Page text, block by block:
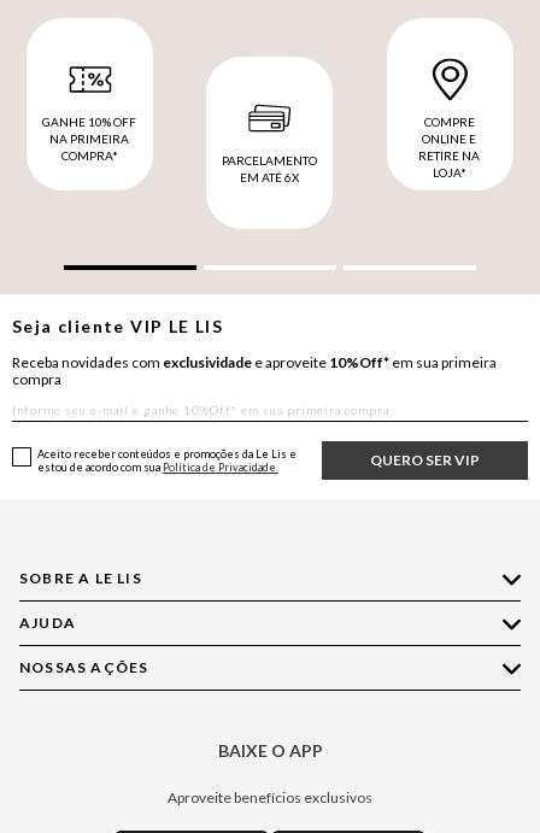
GANHE 10% OFF
NA PRIMEIRA
COMPRA*
PARCELAMENTO
EM ATÉ 6X
COMPRE
ONLINE E
RETIRE NA
LOJA*
Seja clienteVIP LE LIS
Receba novidades com exclusividade e aproveite 10%Off* em sua primeira
compra
QUERO SER VIP
Aceito receber conteúdos e promoções da Le Lis e
estou de acordo com sua Política de Privacidade.
SOBRE A LE LIS
Quem Somos
Nossas Lojas
Política de Privacidade
AJUDA
Compre pelo WhatsApp
Central de Relacionamento
NOSSAS AÇÕES
BAIXE O APP
Aproveite benefícios exclusivos